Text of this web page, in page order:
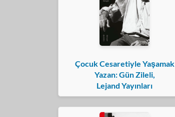
Çocuk Cesaretiyle Yaşamak
Yazan: Gün Zileli,
Lejand Yayınları